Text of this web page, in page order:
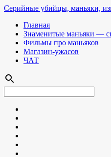
Серийные убийцы, маньяки,
Главная
Знаменитые маньяки —
Фильмы про маньяков
Магазин-ужасов
ЧАТ
search